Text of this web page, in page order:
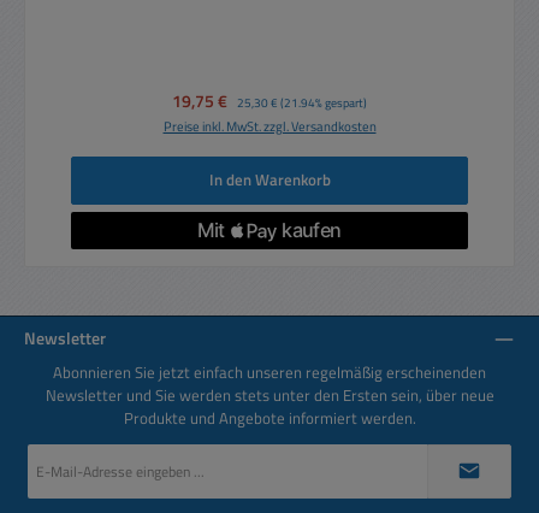
Verkaufspreis:
19,75 € Regulärer Preis:
25,30 € (21.94% gespart)
Preise inkl. MwSt. zzgl. Versandkosten
In den Warenkorb
Newsletter
Abonnieren Sie jetzt einfach unseren regelmäßig erscheinenden
Newsletter und Sie werden stets unter den Ersten sein, über neue
Produkte und Angebote informiert werden.
Mail-